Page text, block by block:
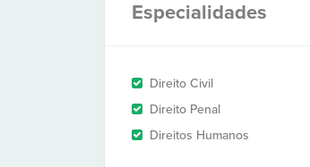
Especialidades
Direito Civil
Direito Penal
Direitos Humanos